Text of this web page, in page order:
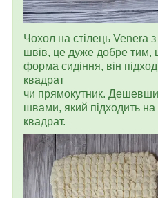
Чохол на стілець Venera з
швів, це дуже добре тим,
форма сидіння, він
квадрат
чи прямокутник.
швами, який підходить на
квадрат.